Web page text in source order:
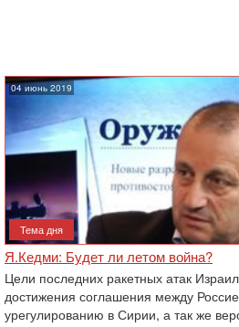
04 июнь 2019
Тема дня
Я.Кедми: Будет ли летом война?
Цели последних ракетных атак
достижения соглашения между
урегулированию в Сирии, а так же